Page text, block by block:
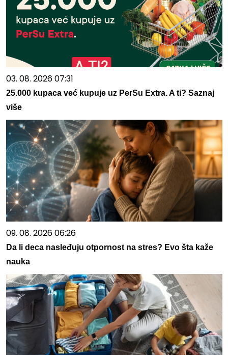
03. 08. 2026 07:31
25.000 kupaca već kupuje uz PerSu Extra. A ti? Saznaj
više
09. 08. 2026 06:26
Da li deca nasleđuju otpornost na stres? Evo šta kaže
nauka